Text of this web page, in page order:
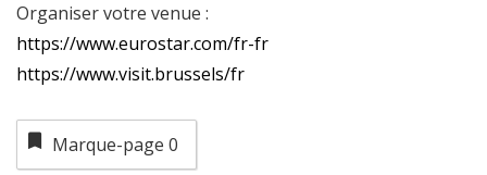
Organiser votre venue :
https://www.eurostar.com/fr-fr
https://www.visit.brussels/fr
Marque-page 0